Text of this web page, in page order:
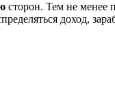
сторон. Тем не менее
доход,